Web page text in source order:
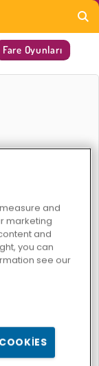
Fare Oyunları
ve Peynir
Kunduz
and
marketing
and
you can
see our